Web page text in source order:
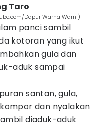
Taro
Dapur Warna Warni)
panci sambil
kotoran yang ikut
gula dan
aduk sampai
santan, gula,
dan nyalakan
diaduk-aduk